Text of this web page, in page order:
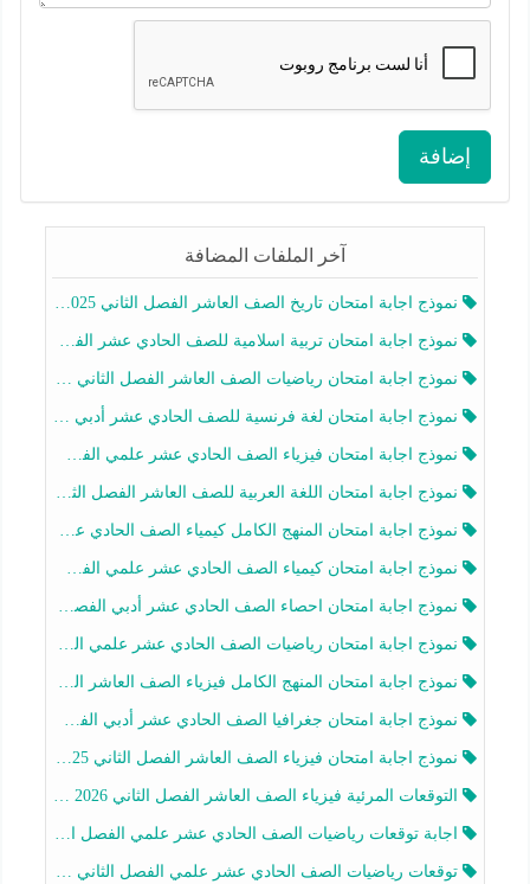
إضافة
آخر الملفات المضافة
نموذج اجابة امتحان تاريخ الصف العاشر الفصل الثاني 2025-2026
نموذج اجابة امتحان تربية اسلامية للصف الحادي عشر الفصل الثاني 2025-2026
نموذج اجابة امتحان رياضيات الصف العاشر الفصل الثاني 2025-2026
نموذج اجابة امتحان لغة فرنسية للصف الحادي عشر أدبي الفصل الثاني 2025-2026
نموذج اجابة امتحان فيزياء الصف الحادي عشر علمي الفصل الثاني 2025-2026
نموذج اجابة امتحان اللغة العربية للصف العاشر الفصل الثاني 2025-2026
نموذج اجابة امتحان المنهج الكامل كيمياء الصف الحادي عشر علمي الفصل الثاني 2025-2026
نموذج اجابة امتحان كيمياء الصف الحادي عشر علمي الفصل الثاني 2025-2026
نموذج اجابة امتحان احصاء الصف الحادي عشر أدبي الفصل الثاني 2025-2026
نموذج اجابة امتحان رياضيات الصف الحادي عشر علمي الفصل الثاني 2025-2026
نموذج اجابة امتحان المنهج الكامل فيزياء الصف العاشر الفصل الثاني 2025-2026
نموذج اجابة امتحان جغرافيا الصف الحادي عشر أدبي الفصل الثاني 2025-2026
نموذج اجابة امتحان فيزياء الصف العاشر الفصل الثاني 2025-2026
التوقعات المرئية فيزياء الصف العاشر الفصل الثاني 2026 أ هيثم الليثي
اجابة توقعات رياضيات الصف الحادي عشر علمي الفصل الثاني 2025-2026 أ عمرو فايز
توقعات رياضيات الصف الحادي عشر علمي الفصل الثاني 2025-2026 أ عمرو فايز